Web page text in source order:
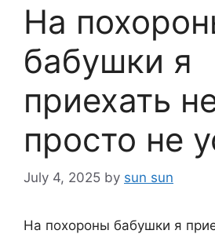
На
бабушки я
приехать
просто не
July 4, 2025 by sun sun
На похороны бабушки я